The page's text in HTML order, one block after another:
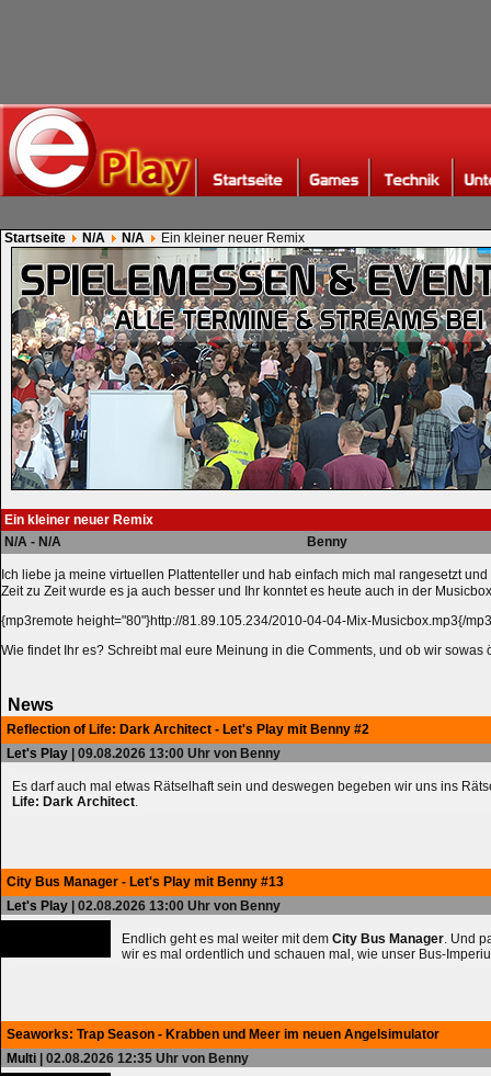
Startseite N/A N/A Ein kleiner neuer Remix
Ein kleiner neuer Remix
N/A - N/A
Benny
Ich liebe ja meine virtuellen Plattenteller und hab einfach mich mal rangesetzt
Zeit zu Zeit wurde es ja auch besser und Ihr konntet es heute auch in der
{mp3remote height="80"}http://81.89.105.234/2010-04-04-Mix-Musicbox.mp3{/
Wie findet Ihr es? Schreibt mal eure Meinung in die Comments, und ob wir sowas
News
Reflection of Life: Dark Architect - Let's Play mit Benny #2
Let's Play | 09.08.2026 13:00 Uhr von Benny
Es darf auch mal etwas Rätselhaft sein und deswegen begeben wir uns ins
Life: Dark Architect.
City Bus Manager - Let's Play mit Benny #13
Let's Play | 02.08.2026 13:00 Uhr von Benny
Endlich geht es mal weiter mit dem City Bus Manager. Und
wir es mal ordentlich und schauen mal, wie unser Bus-
Seaworks: Trap Season - Krabben und Meer im neuen Angelsimulator
Multi | 02.08.2026 12:35 Uhr von Benny